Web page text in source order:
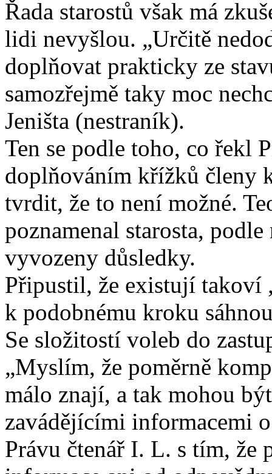
Řada starostů však má
lidi nevyšlou. „Určitě
doplňovat prakticky ze
samozřejmě taky moc
Jeništa (nestraník).
Ten se podle toho, co řekl
doplňováním křížků členy
tvrdit, že to není možné.
poznamenal starosta,
vyvozeny důsledky.
Připustil, že existují takoví
k podobnému kroku
Se složitostí voleb do
„Myslím, že poměrně
málo znají, a tak mohou
zavádějícími informacemi
Právu čtenář I. L. s tím, že